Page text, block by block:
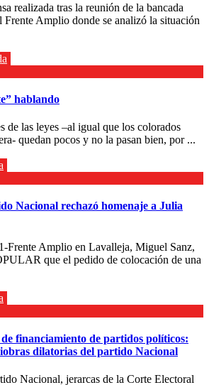
realizada tras la reunión de la bancada
Frente Amplio donde se analizó la situación
hablando
de las leyes –al igual que los colorados
quedan pocos y no la pasan bien, por ...
Nacional rechazó homenaje a Julia
Frente Amplio en Lavalleja, Miguel Sanz,
que el pedido de colocación de una
financiamiento de partidos políticos:
dilatorias del partido Nacional
Nacional, jerarcas de la Corte Electoral